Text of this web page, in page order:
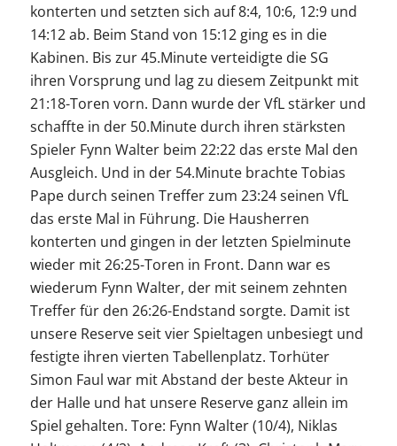
konterten und setzten sich auf 8:4, 10:6, 12:9 und
14:12 ab. Beim Stand von 15:12 ging es in die
Kabinen. Bis zur 45.Minute verteidigte die SG
ihren Vorsprung und lag zu diesem Zeitpunkt mit
21:18-Toren vorn. Dann wurde der VfL stärker und
schaffte in der 50.Minute durch ihren stärksten
Spieler Fynn Walter beim 22:22 das erste Mal den
Ausgleich. Und in der 54.Minute brachte Tobias
Pape durch seinen Treffer zum 23:24 seinen VfL
das erste Mal in Führung. Die Hausherren
konterten und gingen in der letzten Spielminute
wieder mit 26:25-Toren in Front. Dann war es
wiederum Fynn Walter, der mit seinem zehnten
Treffer für den 26:26-Endstand sorgte. Damit ist
unsere Reserve seit vier Spieltagen unbesiegt und
festigte ihren vierten Tabellenplatz. Torhüter
Simon Faul war mit Abstand der beste Akteur in
der Halle und hat unsere Reserve ganz allein im
Spiel gehalten. Tore: Fynn Walter (10/4), Niklas